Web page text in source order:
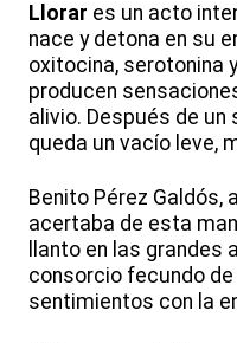
Llorar es un acto
nace y detona en su
oxitocina, serotonina
producen
alivio. Después de
queda un vacío leve,
Benito Pérez Galdós,
acertaba de esta
llanto en las grandes
consorcio fecundo
sentimientos con la